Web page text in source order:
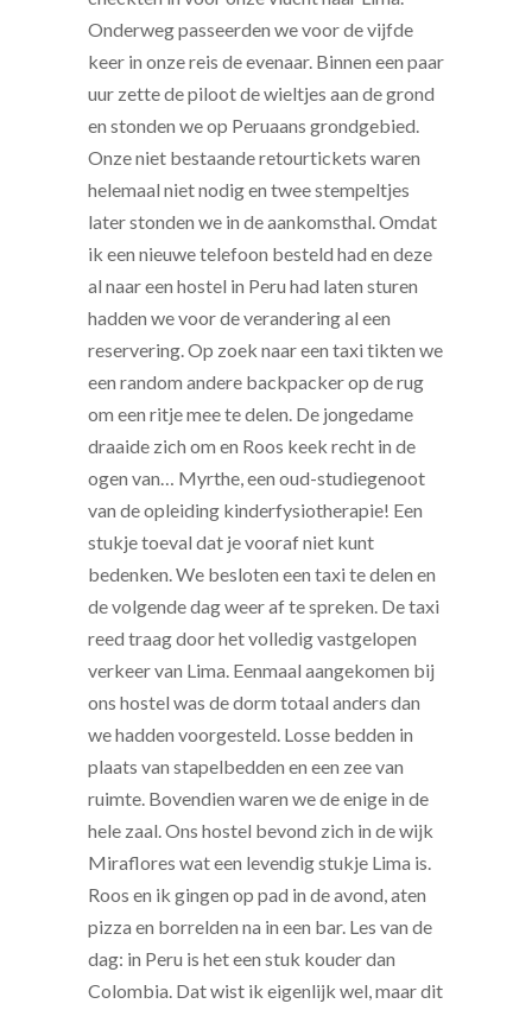
Onderweg passeerden we voor de vijfde
keer in onze reis de evenaar. Binnen een paar
uur zette de piloot de wieltjes aan de grond
en stonden we op Peruaans grondgebied.
Onze niet bestaande retourtickets waren
helemaal niet nodig en twee stempeltjes
later stonden we in de aankomsthal. Omdat
ik een nieuwe telefoon besteld had en deze
al naar een hostel in Peru had laten sturen
hadden we voor de verandering al een
reservering. Op zoek naar een taxi tikten we
een random andere backpacker op de rug
om een ritje mee te delen. De jongedame
draaide zich om en Roos keek recht in de
ogen van… Myrthe, een oud-studiegenoot
van de opleiding kinderfysiotherapie! Een
stukje toeval dat je vooraf niet kunt
bedenken. We besloten een taxi te delen en
de volgende dag weer af te spreken. De taxi
reed traag door het volledig vastgelopen
verkeer van Lima. Eenmaal aangekomen bij
ons hostel was de dorm totaal anders dan
we hadden voorgesteld. Losse bedden in
plaats van stapelbedden en een zee van
ruimte. Bovendien waren we de enige in de
hele zaal. Ons hostel bevond zich in de wijk
Miraflores wat een levendig stukje Lima is.
Roos en ik gingen op pad in de avond, aten
pizza en borrelden na in een bar. Les van de
dag: in Peru is het een stuk kouder dan
Colombia. Dat wist ik eigenlijk wel, maar dit